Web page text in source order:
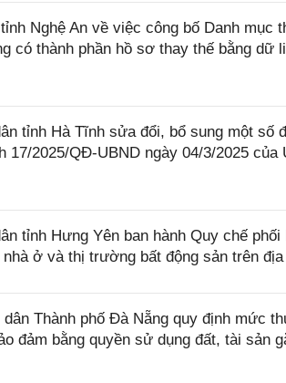
Nghệ An về việc công bố Danh mục
có thành phần hồ sơ thay thế bằng dữ
tỉnh Hà Tĩnh sửa đổi, bổ sung một số
2025/QĐ-UBND ngày 04/3/2025 của
tỉnh Hưng Yên ban hành Quy chế
ở và thị trường bất động sản trên
Thành phố Đà Nẵng quy định mức
đảm bằng quyền sử dụng đất, tài sản